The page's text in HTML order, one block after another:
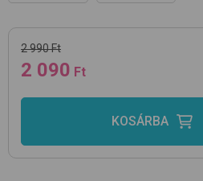
2 990 Ft
2 090 Ft
KOSÁRBA